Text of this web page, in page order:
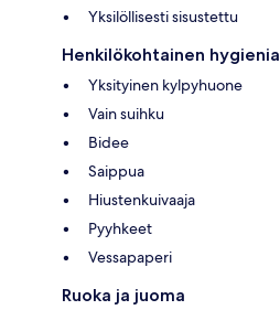
Yksilöllisesti sisustettu
Henkilökohtainen hygienia
Yksityinen kylpyhuone
Vain suihku
Bidee
Saippua
Hiustenkuivaaja
Pyyhkeet
Vessapaperi
Ruoka ja juoma